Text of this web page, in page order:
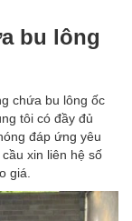
bu lông
chứa bu lông ốc
tôi có đầy đủ
đáp ứng yêu
xin liên hệ số
giá.